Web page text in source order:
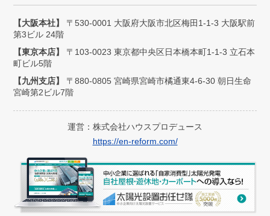
【大阪本社】
〒530-0001 大阪府大阪市北区梅田1-1-3 大阪駅前
第3ビル 24階
【東京本店】
〒103-0023 東京都中央区日本橋本町1-1-3 立石本
町ビル5階
【九州支店】
〒880-0805 宮崎県宮崎市橘通東4-6-30 朝日生命
宮崎第2ビル7階
運営：株式会社ハウスプロデュース
https://en-reform.com/